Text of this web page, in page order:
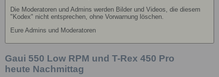
Die Moderatoren und Admins werden Bilder und Videos, die diesem
"Kodex" nicht entsprechen, ohne Vorwarnung löschen.
Eure Admins und Moderatoren
Gaui 550 Low RPM und T-Rex 450 Pro
heute Nachmittag